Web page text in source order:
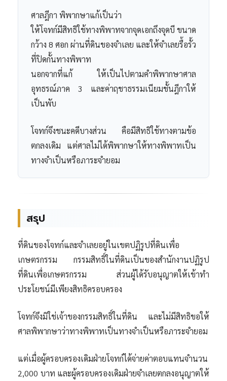
ศาลฎีกา พิพากษาแก้เป็นว่า
ให้โจทก์มีสิทธิใช้ทางพิพาทจากจุดเอกถึงจุดบี ขนาด
กว้าง 8 ศอก ผ่านที่ดินของจำเลย และให้จำเลยรื้อรั้ว
ที่ปิดกั้นทางพิพาท
นอกจากที่แก้ ให้เป็นไปตามคำพิพากษาศาล
อุทธรณ์ภาค 3 และค่าฤชาธรรมเนียมชั้นฎีกาให้
เป็นพับ
โจทก์จึงชนะคดีบางส่วน คือมีสิทธิใช้ทางตามข้อ
ตกลงเดิม แต่ศาลไม่ได้พิพากษาให้ทางพิพาทเป็น
ทางจำเป็นหรือภาระจำยอม
สรุป
ที่ดินของโจทก์และจำเลยอยู่ในเขตปฏิรูปที่ดินเพื่อ
เกษตรกรรม กรรมสิทธิ์ในที่ดินเป็นของสำนักงานปฏิรูป
ที่ดินเพื่อเกษตรกรรม ส่วนผู้ได้รับอนุญาตให้เข้าทำ
ประโยชน์มีเพียงสิทธิครอบครอง
โจทก์จึงมิใช่เจ้าของกรรมสิทธิ์ในที่ดิน และไม่มีสิทธิขอให้
ศาลพิพากษาว่าทางพิพาทเป็นทางจำเป็นหรือภาระจำยอม
แต่เมื่อผู้ครอบครองเดิมฝ่ายโจทก์ได้จ่ายค่าตอบแทนจำนวน
2,000 บาท และผู้ครอบครองเดิมฝ่ายจำเลยตกลงอนุญาตให้